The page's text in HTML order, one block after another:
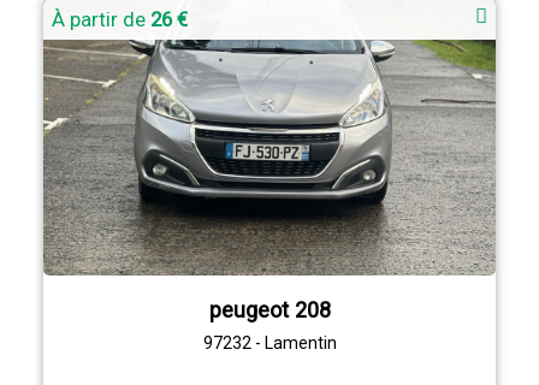
À partir de 26 €
peugeot 208
97232 - Lamentin